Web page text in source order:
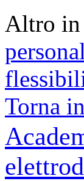
Altro in
Torna